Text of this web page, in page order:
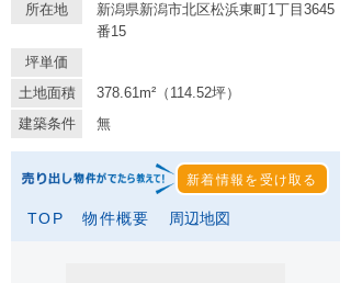
所在地
新潟県新潟市北区松浜東町1丁目3645
番15
坪単価
土地面積
378.61m²（114.52坪）
建築条件
無
新着情報を受け取る
TOP 物件概要 周辺地図